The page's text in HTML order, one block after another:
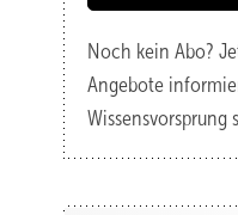
Noch kein Abo?
Angebote
Wissensvorsprung